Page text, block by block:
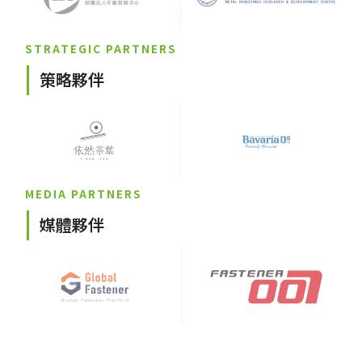
STRATEGIC PARTNERS
策略夥伴
MEDIA PARTNERS
媒體夥伴